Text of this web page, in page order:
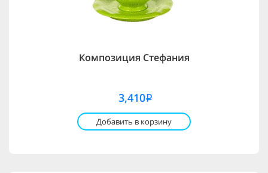
Композиция Стефания
3,410i
Добавить в корзину